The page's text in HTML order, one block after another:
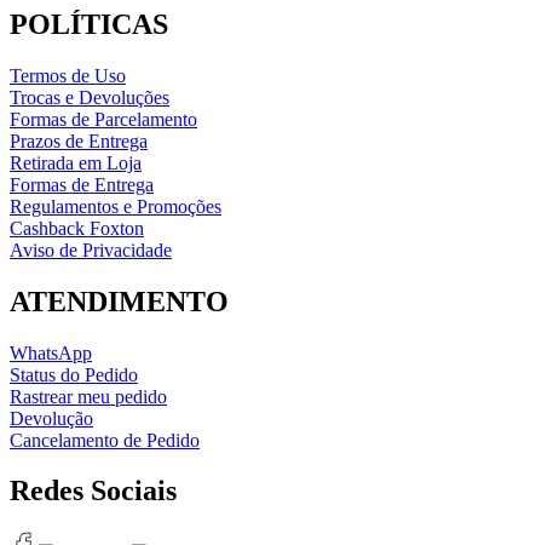
POLÍTICAS
Termos de Uso
Trocas e Devoluções
Formas de Parcelamento
Prazos de Entrega
Retirada em Loja
Formas de Entrega
Regulamentos e Promoções
Cashback Foxton
Aviso de Privacidade
ATENDIMENTO
WhatsApp
Status do Pedido
Rastrear meu pedido
Devolução
Cancelamento de Pedido
Redes Sociais